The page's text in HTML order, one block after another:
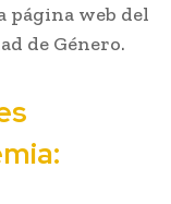
página web del
de Género.